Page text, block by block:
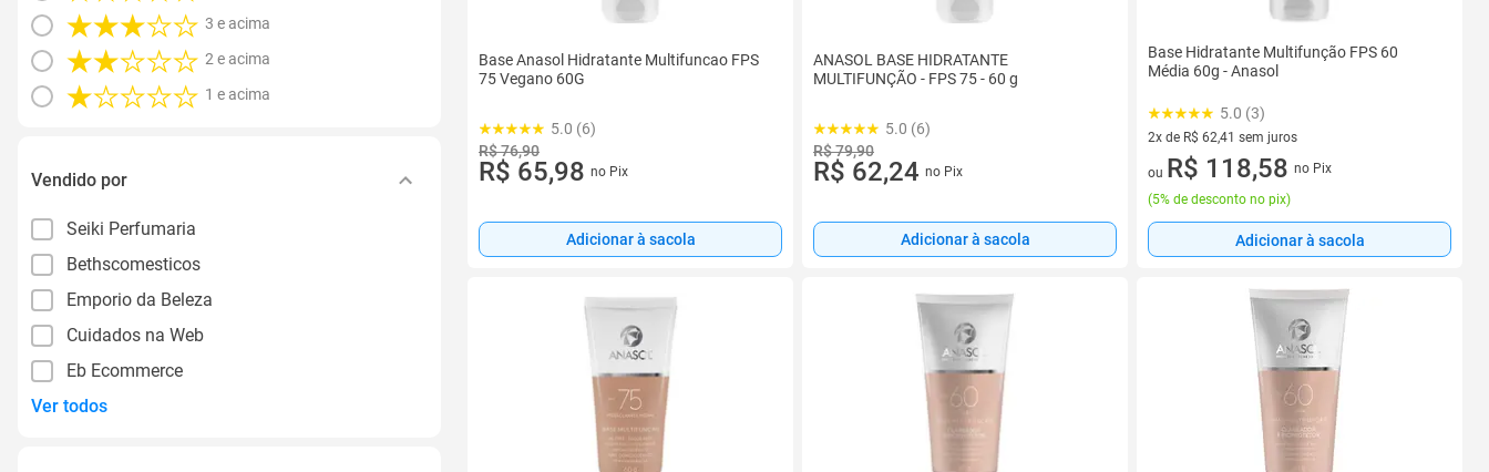
3 e acima
2 e acima
1 e acima
Vendido por
Seiki Perfumaria
Bethscomesticos
Emporio da Beleza
Cuidados na Web
Eb Ecommerce
Ver todos
Base Anasol Hidratante Multifuncao FPS
75 Vegano 60G
5.0 (6)
R$ 76,90
R$ 65,98 no Pix
Adicionar à sacola
ANASOL BASE HIDRATANTE
MULTIFUNÇÃO - FPS 75 - 60 g
5.0 (6)
R$ 79,90
R$ 62,24 no Pix
Adicionar à sacola
Base Hidratante Multifunção FPS 60
Média 60g - Anasol
5.0 (3)
2x de R$ 62,41 sem juros
2 vez de R$ 62,41 sem juros
ou R$ 118,58 no Pix
(5% de desconto no pix)
Adicionar à sacola